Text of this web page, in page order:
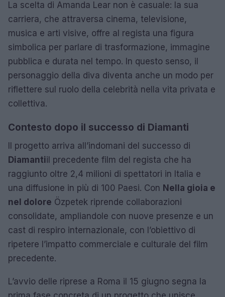
La scelta di Amanda Lear non è casuale: la sua
carriera, che attraversa cinema, televisione,
musica e arti visive, offre al regista una figura
simbolica per parlare di trasformazione, immagine
pubblica e durata nel tempo. In questo senso, il
personaggio della diva diventa anche un modo per
riflettere sul ruolo della celebrità nella vita privata e
collettiva.
Contesto dopo il successo di Diamanti
Il progetto arriva all’indomani del successo di
Diamantiil precedente film del regista che ha
raggiunto oltre 2,4 milioni di spettatori in Italia e
una diffusione in più di 100 Paesi. Con Nella gioia e
nel dolore Özpetek riprende collaborazioni
consolidate, ampliandole con nuove presenze e un
cast di respiro internazionale, con l’obiettivo di
ripetere l’impatto commerciale e culturale del film
precedente.
L’avvio delle riprese a Roma il 15 giugno segna la